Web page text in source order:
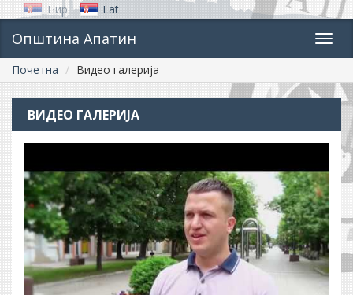
Ћир Lat
Општина Апатин
Почетна Видео галерија
ВИДЕО ГАЛЕРИЈА